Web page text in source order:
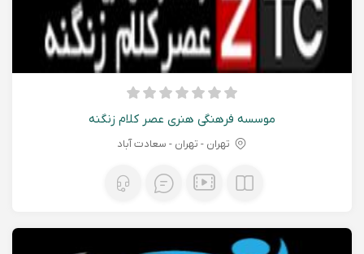
موسسه فرهنگی هنری عصر کلام زنگنه
تهران - تهران - سعادت آباد